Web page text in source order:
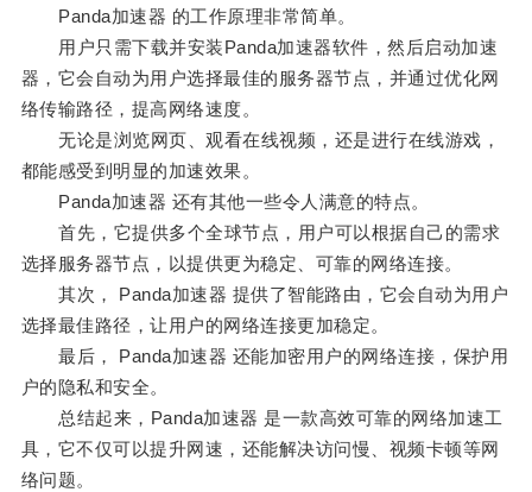
Panda加速器 的工作原理非常简单。
用户只需下载并安装Panda加速器软件，然后启动加速
器，它会自动为用户选择最佳的服务器节点，并通过优化网
络传输路径，提高网络速度。
无论是浏览网页、观看在线视频，还是进行在线游戏，
都能感受到明显的加速效果。
Panda加速器 还有其他一些令人满意的特点。
首先，它提供多个全球节点，用户可以根据自己的需求
选择服务器节点，以提供更为稳定、可靠的网络连接。
其次， Panda加速器 提供了智能路由，它会自动为用户
选择最佳路径，让用户的网络连接更加稳定。
最后， Panda加速器 还能加密用户的网络连接，保护用
户的隐私和安全。
总结起来，Panda加速器 是一款高效可靠的网络加速工
具，它不仅可以提升网速，还能解决访问慢、视频卡顿等网
络问题。